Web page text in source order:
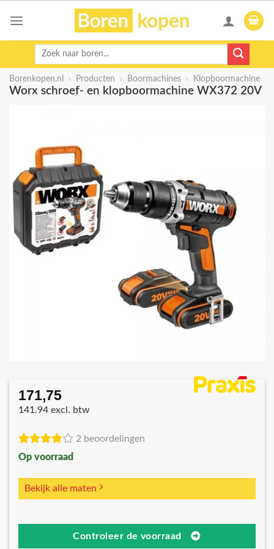
Zoeken
Borenkopen.nl » Producten » Boormachines » Klopboormachine
Worx schroef- en klopboormachine WX372 20V
171,75
141.94 excl. btw
2 beoordelingen
Op voorraad
Bekijk alle maten
Controleer de voorraad